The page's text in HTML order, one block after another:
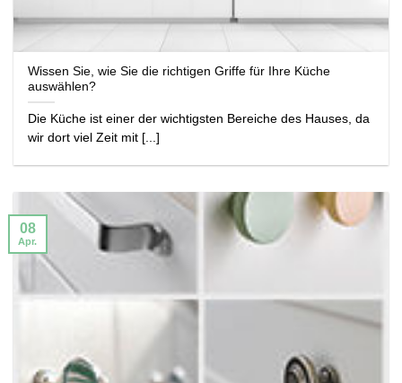
Wissen Sie, wie Sie die richtigen Griffe für Ihre Küche
auswählen?
Die Küche ist einer der wichtigsten Bereiche des Hauses, da
wir dort viel Zeit mit [...]
08
Apr.